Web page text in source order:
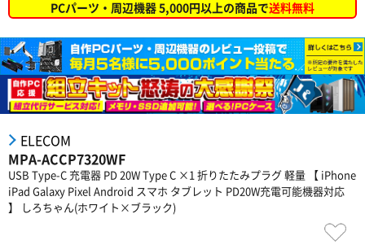
PCパーツ・周辺機器 5,000円以上の商品で送料無料
ELECOM
MPA-ACCP7320WF
USB Type-C 充電器 PD 20W Type C ×1 折りたたみプラグ 軽量 【 iPhone
iPad Galaxy Pixel Android スマホ タブレット PD20W充電可能機器対応
】 しろちゃん(ホワイト×ブラック)